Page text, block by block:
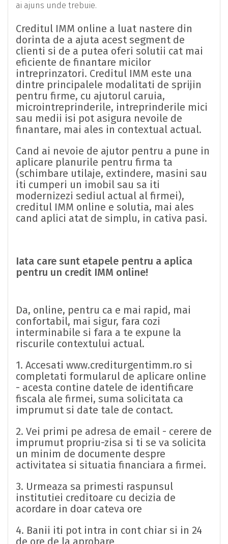
ai ajuns unde trebuie.
Creditul IMM online a luat nastere din
dorinta de a ajuta acest segment de
clienti si de a putea oferi solutii cat mai
eficiente de finantare micilor
intreprinzatori. Creditul IMM este una
dintre principalele modalitati de sprijin
pentru firme, cu ajutorul caruia,
microintreprinderile, intreprinderile mici
sau medii isi pot asigura nevoile de
finantare, mai ales in contextual actual.
Cand ai nevoie de ajutor pentru a pune in
aplicare planurile pentru firma ta
(schimbare utilaje, extindere, masini sau
iti cumperi un imobil sau sa iti
modernizezi sediul actual al firmei),
creditul IMM online e solutia, mai ales
cand aplici atat de simplu, in cativa pasi.
Iata care sunt etapele pentru a aplica
pentru un credit IMM online!
Da, online, pentru ca e mai rapid, mai
confortabil, mai sigur, fara cozi
interminabile si fara a te expune la
riscurile contextului actual.
1. Accesati www.crediturgentimm.ro si
completati formularul de aplicare online
- acesta contine datele de identificare
fiscala ale firmei, suma solicitata ca
imprumut si date tale de contact.
2. Vei primi pe adresa de email - cerere de
imprumut propriu-zisa si ti se va solicita
un minim de documente despre
activitatea si situatia financiara a firmei.
3. Urmeaza sa primesti raspunsul
institutiei creditoare cu decizia de
acordare in doar cateva ore
4. Banii iti pot intra in cont chiar si in 24
de ore de la aprobare